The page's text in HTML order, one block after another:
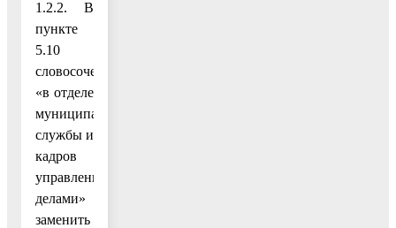
1.2.2. В
пункте
5.10
словосочетание
«в отделе
муниципальной
службы и
кадров
управления
делами»
заменить